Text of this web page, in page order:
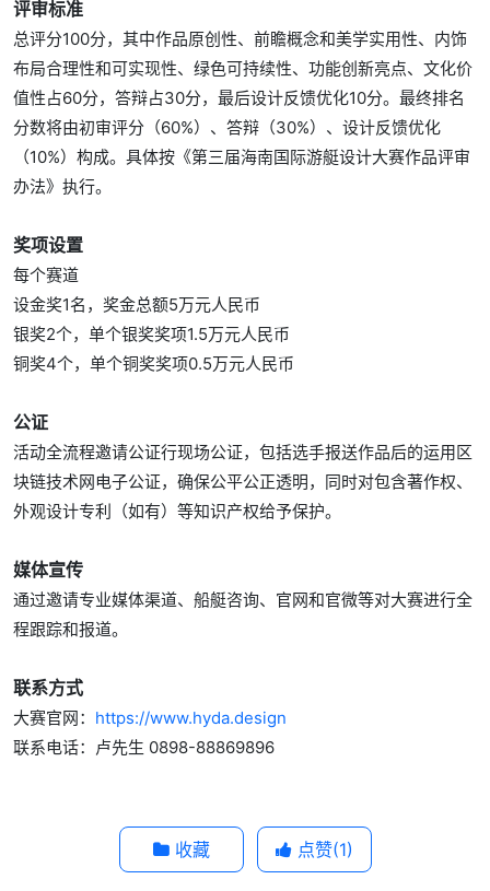
评审标准
总评分100分，其中作品原创性、前瞻概念和美学实用性、内饰
布局合理性和可实现性、绿色可持续性、功能创新亮点、文化价
值性占60分，答辩占30分，最后设计反馈优化10分。最终排名
分数将由初审评分（60%）、答辩（30%）、设计反馈优化
（10%）构成。具体按《第三届海南国际游艇设计大赛作品评审
办法》执行。
奖项设置
每个赛道
设金奖1名，奖金总额5万元人民币
银奖2个，单个银奖奖项1.5万元人民币
铜奖4个，单个铜奖奖项0.5万元人民币
公证
活动全流程邀请公证行现场公证，包括选手报送作品后的运用区
块链技术网电子公证，确保公平公正透明，同时对包含著作权、
外观设计专利（如有）等知识产权给予保护。
媒体宣传
通过邀请专业媒体渠道、船艇咨询、官网和官微等对大赛进行全
程跟踪和报道。
联系方式
大赛官网： https://www.hyda.design
联系电话：卢先生 0898-88869896
收藏 点赞(1)